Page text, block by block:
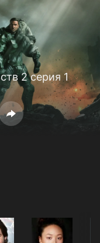
2 серия 1
партнёров
Контакты